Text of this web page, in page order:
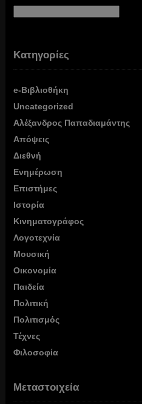
Κατηγορίες
e-Βιβλιοθήκη
Uncategorized
Αλέξανδρος Παπαδιαμάντης
Απόψεις
Διεθνή
Ενημέρωση
Επιστήμες
Ιστορία
Κινηματογράφος
Λογοτεχνία
Μουσική
Οικονομία
Παιδεία
Πολιτική
Πολιτισμός
Τέχνες
Φιλοσοφία
Μεταστοιχεία